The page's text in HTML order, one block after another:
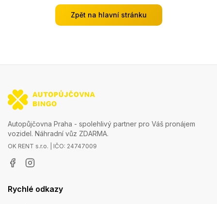
Zpět na hlavní stránku
Autopůjčovna Praha - spolehlivý partner pro Váš pronájem
vozidel. Náhradní vůz ZDARMA.
OK RENT s.r.o. | IČO: 24747009
Rychlé odkazy